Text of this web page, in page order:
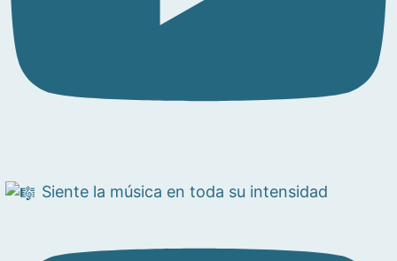
Siente la música en toda su intensidad